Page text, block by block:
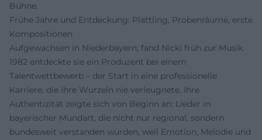
Bühne.
Frühe Jahre und Entdeckung: Plattling, Probenräume, erste
Kompositionen
Aufgewachsen in Niederbayern, fand Nicki früh zur Musik.
1982 entdeckte sie ein Produzent bei einem
Talentwettbewerb – der Start in eine professionelle
Karriere, die ihre Wurzeln nie verleugnete. Ihre
Authentizität zeigte sich von Beginn an: Lieder in
bayerischer Mundart, die nicht nur regional, sondern
bundesweit verstanden wurden, weil Emotion, Melodie und